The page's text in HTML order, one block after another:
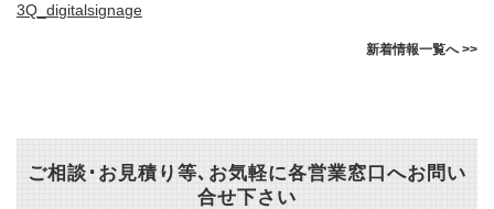
3Q_digitalsignage
新着情報一覧へ >>
ご相談･お見積り等､お気軽に各営業窓口へお問い
合せ下さい